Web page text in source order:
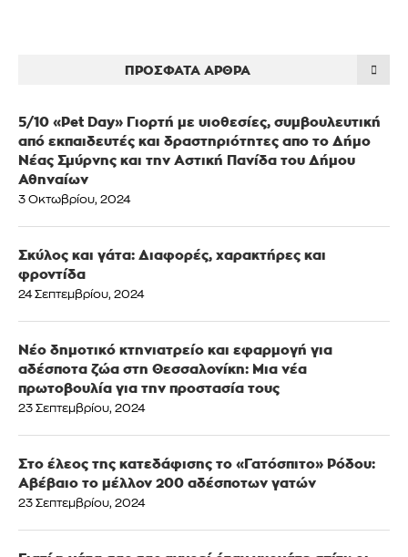
ΠΡΌΣΦΑΤΑ ΆΡΘΡΑ
5/10 «Pet Day» Γιορτή με υιοθεσίες, συμβουλευτική
από εκπαιδευτές και δραστηριότητες απο το Δήμο
Νέας Σμύρνης και την Αστική Πανίδα του Δήμου
Αθηναίων
3 Οκτωβρίου, 2024
Σκύλος και γάτα: Διαφορές, χαρακτήρες και
φροντίδα
24 Σεπτεμβρίου, 2024
Νέο δημοτικό κτηνιατρείο και εφαρμογή για
αδέσποτα ζώα στη Θεσσαλονίκη: Μια νέα
πρωτοβουλία για την προστασία τους
23 Σεπτεμβρίου, 2024
Στο έλεος της κατεδάφισης το «Γατόσπιτο» Ρόδου:
Αβέβαιο το μέλλον 200 αδέσποτων γατών
23 Σεπτεμβρίου, 2024